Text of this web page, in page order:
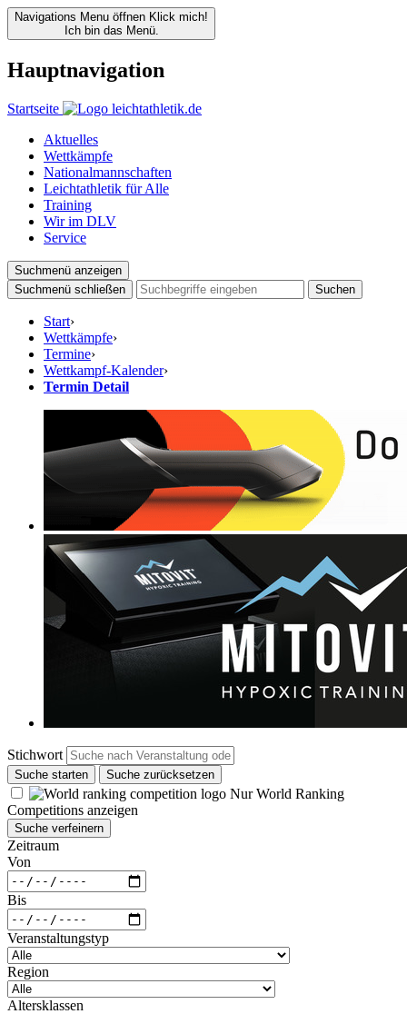
Navigations Menu öffnen Klick mich!
Ich bin das Menü.
Hauptnavigation
Startseite
Aktuelles
Wettkämpfe
Nationalmannschaften
Leichtathletik für Alle
Training
Wir im DLV
Service
Suchmenü anzeigen
Suchmenü schließen
Suchen
Start›
Wettkämpfe›
Termine›
Wettkampf-Kalender›
Termin Detail
Stichwort
Suche starten Suche zurücksetzen
Nur World Ranking
Competitions anzeigen
Suche verfeinern
Zeitraum
Von
Bis
Veranstaltungstyp
Region
Altersklassen